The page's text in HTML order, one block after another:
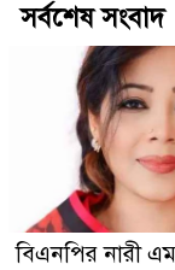
সর্বশেষ সংবাদ
বিএনপির নারী